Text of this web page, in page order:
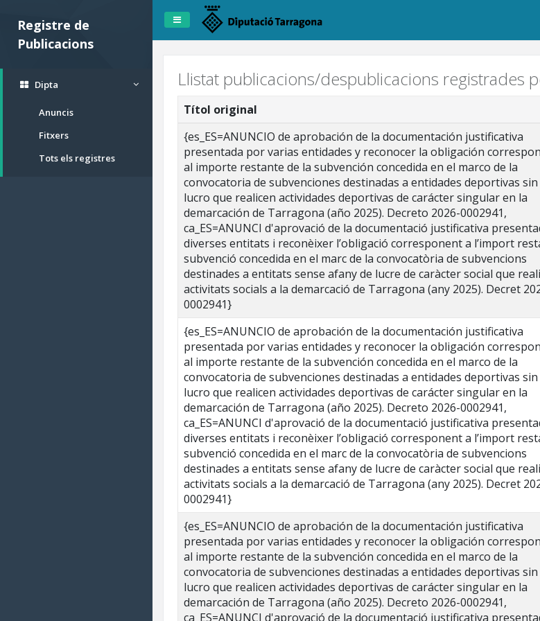
Registre de
Publicacions
Dipta
Anuncis
Fitxers
Tots els registres
Llistat publicacions/despublicacions registrades
Títol original
{es_ES=ANUNCIO de aprobación de la documentación justificativa
presentada por varias entidades y reconocer la obligación
al importe restante de la subvención concedida en el marco de la
convocatoria de subvenciones destinadas a entidades deportivas
lucro que realicen actividades deportivas de carácter singular en la
demarcación de Tarragona (año 2025). Decreto 2026-0002941,
ca_ES=ANUNCI d'aprovació de la documentació justificativa
diverses entitats i reconèixer l’obligació corresponent a l’import
subvenció concedida en el marc de la convocatòria de subvencions
destinades a entitats sense afany de lucre de caràcter social que
activitats socials a la demarcació de Tarragona (any 2025). Decret
0002941}
{es_ES=ANUNCIO de aprobación de la documentación justificativa
presentada por varias entidades y reconocer la obligación
al importe restante de la subvención concedida en el marco de la
convocatoria de subvenciones destinadas a entidades deportivas
lucro que realicen actividades deportivas de carácter singular en la
demarcación de Tarragona (año 2025). Decreto 2026-0002941,
ca_ES=ANUNCI d'aprovació de la documentació justificativa
diverses entitats i reconèixer l’obligació corresponent a l’import
subvenció concedida en el marc de la convocatòria de subvencions
destinades a entitats sense afany de lucre de caràcter social que
activitats socials a la demarcació de Tarragona (any 2025). Decret
0002941}
{es_ES=ANUNCIO de aprobación de la documentación justificativa
presentada por varias entidades y reconocer la obligación
al importe restante de la subvención concedida en el marco de la
convocatoria de subvenciones destinadas a entidades deportivas
lucro que realicen actividades deportivas de carácter singular en la
demarcación de Tarragona (año 2025). Decreto 2026-0002941,
ca_ES=ANUNCI d'aprovació de la documentació justificativa